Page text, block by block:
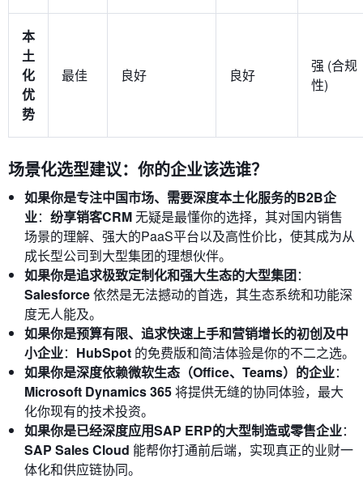
本
土
化
优
势
最佳 良好 良好
强 (合规
性)
场景化选型建议：你的企业该选谁？
如果你是专注中国市场、需要深度本土化服务的B2B企
业： 纷享销客CRM无疑是最懂你的选择，其对国内销售
场景的理解、强大的PaaS平台以及高性价比，使其成为从
成长型公司到大型集团的理想伙伴。
如果你是追求极致定制化和强大生态的大型集团：
Salesforce依然是无法撼动的首选，其生态系统和功能深
度无人能及。
如果你是预算有限、追求快速上手和营销增长的初创及中
小企业： HubSpot 的免费版和简洁体验是你的不二之选。
如果你是深度依赖微软生态（Office、Teams）的企业：
Microsoft Dynamics 365将提供无缝的协同体验，最大
化你现有的技术投资。
如果你是已经深度应用SAP ERP的大型制造或零售企业：
SAP Sales Cloud 能帮你打通前后端，实现真正的业财一
体化和供应链协同。